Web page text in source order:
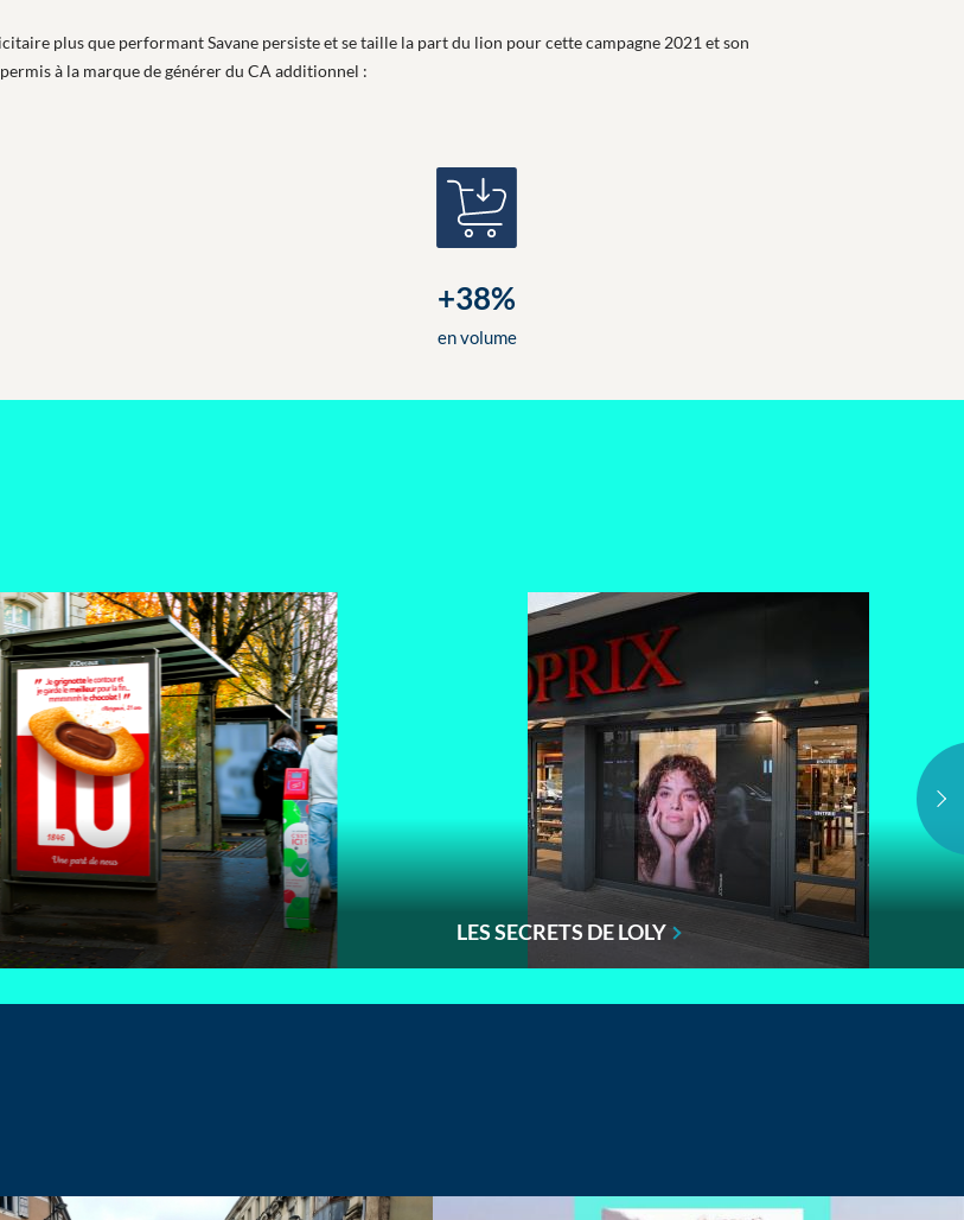
plus que performant Savane persiste et se taille la part du lion pour cette campagne 2021 et son
à la marque de générer du CA additionnel :
+38%
en volume
LES SECRETS DE LOLY